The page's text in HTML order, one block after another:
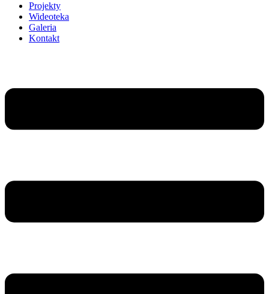
Projekty
Wideoteka
Galeria
Kontakt